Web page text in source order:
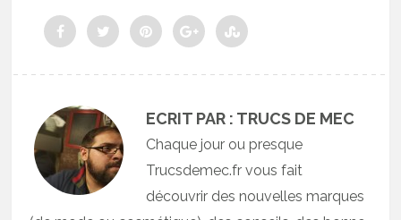
ECRIT PAR : TRUCS DE MEC
Chaque jour ou presque
Trucsdemec.fr vous fait
découvrir des nouvelles marques